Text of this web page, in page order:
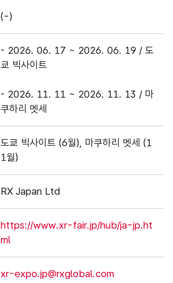
(-)
- 2026. 06. 17 ~ 2026. 06. 19 / 도
쿄 빅사이트
- 2026. 11. 11 ~ 2026. 11. 13 / 마
쿠하리 멧세
도쿄 빅사이트 (6월), 마쿠하리 멧세 (1
1월)
RX Japan Ltd
https://www.xr-fair.jp/hub/ja-jp.ht
ml
xr-expo.jp@rxglobal.com